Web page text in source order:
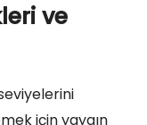
ve
için yaygın